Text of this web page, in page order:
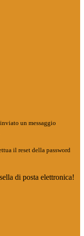
un messaggio
il reset della password
di posta elettronica!